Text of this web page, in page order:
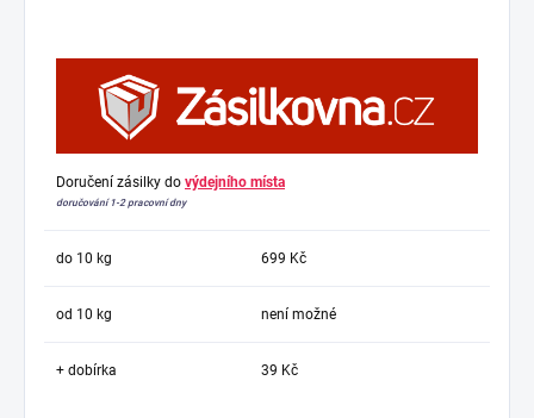
Doručení zásilky do výdejního místa
doručování 1-2 pracovní dny
do 10 kg 699 Kč
od 10 kg není možné
+ dobírka 39 Kč